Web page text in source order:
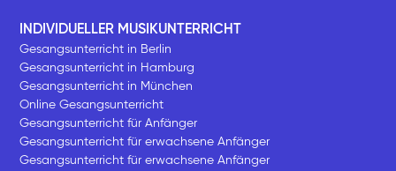
INDIVIDUELLER MUSIKUNTERRICHT
Gesangsunterricht in Berlin
Gesangsunterricht in Hamburg
Gesangsunterricht in München
Online Gesangsunterricht
Gesangsunterricht für Anfänger
Gesangsunterricht für erwachsene Anfänger
Gesangsunterricht für erwachsene Anfänger